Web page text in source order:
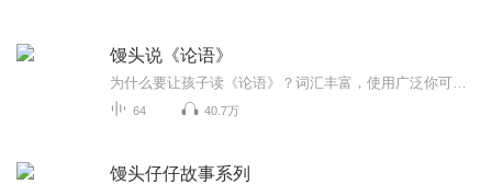
馒头说《论语》
64 40.7万
馒头仔仔故事系列